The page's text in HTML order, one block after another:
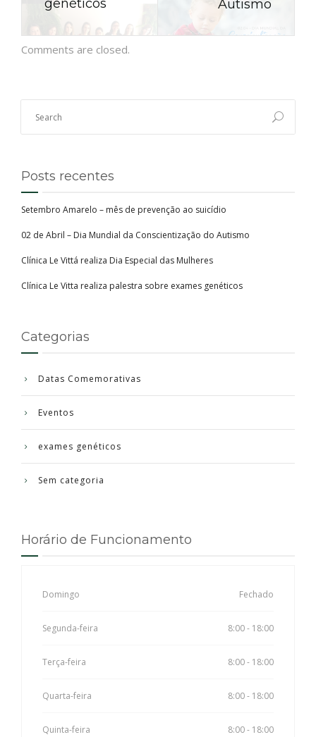
genéticos Autismo
Comments are closed.
Posts recentes
Setembro Amarelo – mês de prevenção ao suicídio
02 de Abril – Dia Mundial da Conscientização do Autismo
Clínica Le Vittá realiza Dia Especial das Mulheres
Clínica Le Vitta realiza palestra sobre exames genéticos
Categorias
Datas Comemorativas
Eventos
exames genéticos
Sem categoria
Horário de Funcionamento
Domingo Fechado
Segunda-feira 8:00 - 18:00
Terça-feira 8:00 - 18:00
Quarta-feira 8:00 - 18:00
Quinta-feira 8:00 - 18:00